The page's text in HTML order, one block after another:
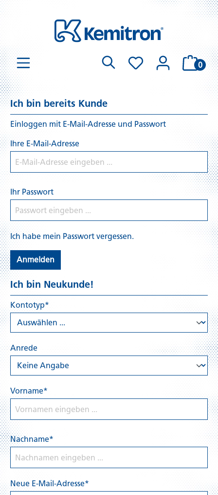
0
Ich bin bereits Kunde
Einloggen mit E-Mail-Adresse und Passwort
Ihre E-Mail-Adresse
Ihr Passwort
Ich habe mein Passwort vergessen.
Anmelden
Ich bin Neukunde!
Kontotyp*
Anrede
Vorname*
Nachname*
Neue E-Mail-Adresse*